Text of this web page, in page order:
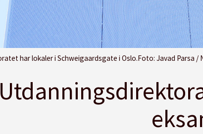
har lokaler i Schweigaardsgate i Oslo.Foto: Javad Parsa /